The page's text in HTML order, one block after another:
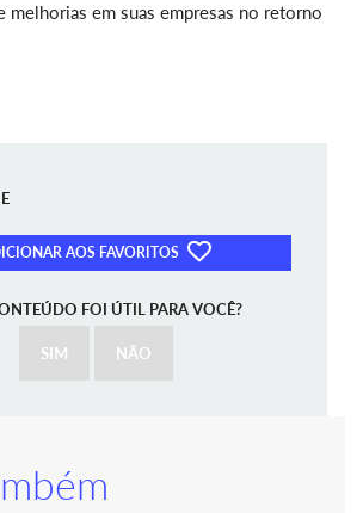
melhorias em suas empresas no retorno
AOS FAVORITOS
FOI ÚTIL PARA VOCÊ?
SIM NÃO